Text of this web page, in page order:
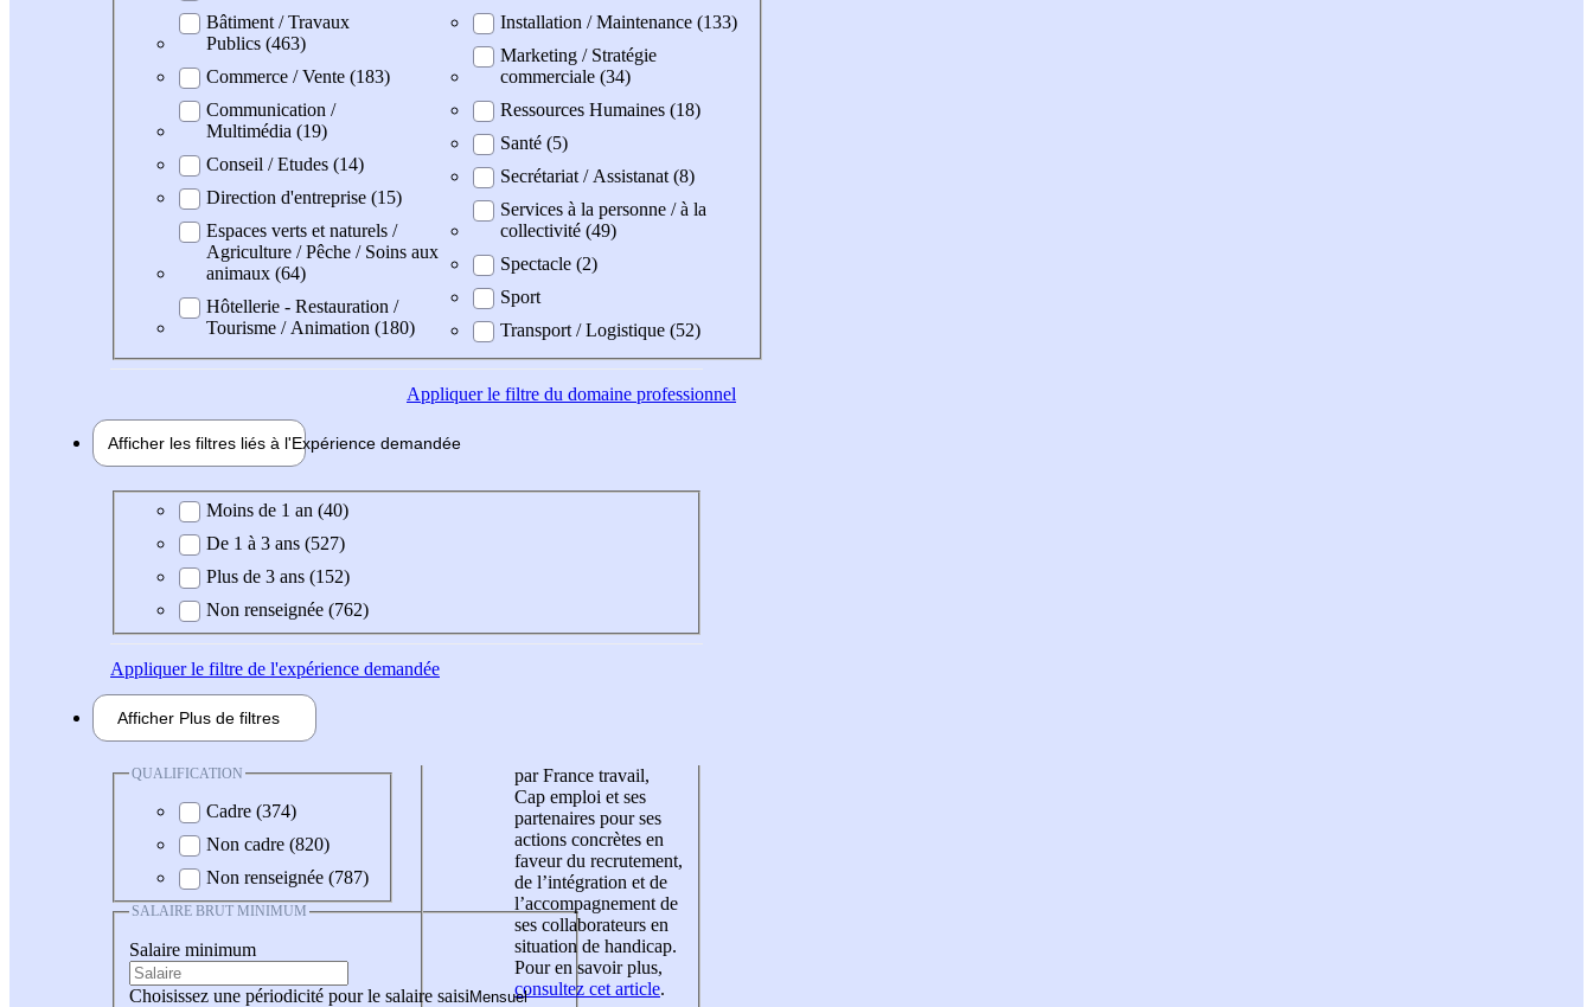
Bâtiment / Travaux
Publics (463)
Commerce / Vente (183)
Communication /
Multimédia (19)
Conseil / Etudes (14)
Direction d'entreprise (15)
Espaces verts et naturels /
Agriculture / Pêche / Soins aux
animaux (64)
Hôtellerie - Restauration /
Tourisme / Animation (180)
Installation / Maintenance (133)
Marketing / Stratégie
commerciale (34)
Ressources Humaines (18)
Santé (5)
Secrétariat / Assistanat (8)
Services à la personne / à la
collectivité (49)
Spectacle (2)
Sport
Transport / Logistique (52)
Appliquerle filtre du domaine professionnel
Afficher les filtres liés à l'Expérience demandée
Expérience demandée
Moins de 1 an (40)
De 1 à 3 ans (527)
Plus de 3 ans (152)
Non renseignée (762)
Appliquerle filtre de l'expérience demandée
Afficher Plus de filtres
QUALIFICATION
Cadre (374)
Non cadre (820)
Non renseignée (787)
SALAIRE BRUT MINIMUM
Salaire minimum
Choisissez une périodicité pour le salaire saisi
par France travail,
Cap emploi et ses
partenaires pour ses
actions concrètes en
faveur du recrutement,
de l’intégration et de
l’accompagnement de
ses collaborateurs en
situation de handicap.
Pour en savoir plus,
consultez cet article.